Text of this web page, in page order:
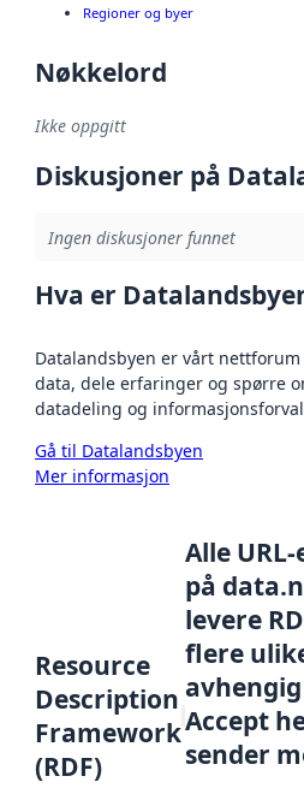
Regioner og byer
Nøkkelord
Ikke oppgitt
Diskusjoner på
Ingen diskusjoner funnet
Hva er
Datalandsbyen er vårt
data, dele erfaringer og spørre
datadeling og
Gå til Datalandsbyen
Mer informasjon
Resource
Description
Framework
(RDF)
Alle
på
levere
flere
Accept
sender